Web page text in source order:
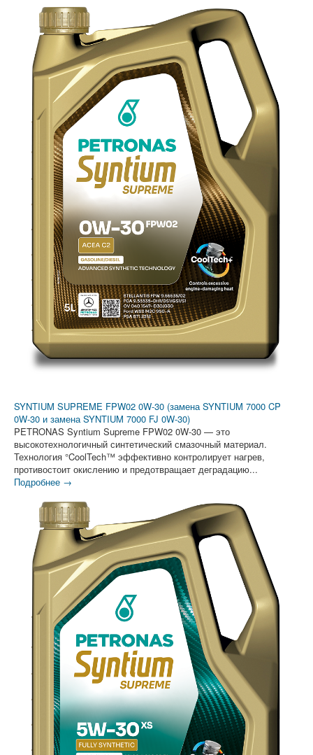
SYNTIUM SUPREME FPW02 0W-30 (замена SYNTIUM 7000 CP
0W-30 и замена SYNTIUM 7000 FJ 0W-30)
PETRONAS Syntium Supreme FPW02 0W-30 — это
высокотехнологичный синтетический смазочный материал.
Технология °CoolTech™ эффективно контролирует нагрев,
противостоит окислению и предотвращает деградацию...
Подробнее →